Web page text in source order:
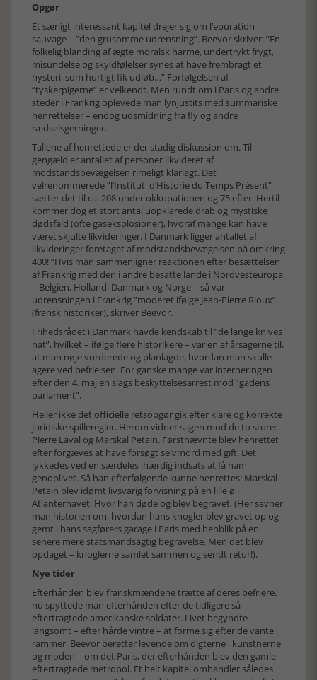
Opgør
Et særligt interessant kapitel drejer sig om l’epuration
sauvage – ”den grusomme udrensning”. Beevor skriver: ”En
folkelig blanding af ægte moralsk harme, undertrykt frygt,
misundelse og skyldfølelser synes at have frembragt et
hysteri, som hurtigt fik udløb…” Forfølgelsen af
”tyskerpigerne” er velkendt. Men rundt om i Paris og andre
steder i Frankrig oplevede man lynjustits med summariske
henrettelser – endog udsmidning fra fly og andre
rædselsgerninger.
Tallene af henrettede er der stadig diskussion om. Til
gengæld er antallet af personer likvideret af
modstandsbevægelsen rimeligt klarlagt. Det
velrenommerede ”l’Institut d’Historie du Temps Présent”
sætter det til ca. 208 under okkupationen og 75 efter. Hertil
kommer dog et stort antal uopklarede drab og mystiske
dødsfald (ofte gaseksplosioner), hvoraf mange kan have
været skjulte likvideringer. I Danmark ligger antallet af
likvideringer foretaget af modstandsbevægelsen på omkring
400! ”Hvis man sammenligner reaktionen efter besættelsen
af Frankrig med den i andre besatte lande i Nordvesteuropa
– Belgien, Holland, Danmark og Norge – så var
udrensningen i Frankrig ”moderet ifølge Jean-Pierre Rioux”
(fransk historiker), skriver Beevor.
Frihedsrådet i Danmark havde kendskab til ”de lange knives
nat”, hvilket – ifølge flere historikere – var en af årsagerne til,
at man nøje vurderede og planlagde, hvordan man skulle
agere ved befrielsen. For ganske mange var interneringen
efter den 4. maj en slags beskyttelsesarrest mod ”gadens
parlament”.
Heller ikke det officielle retsopgør gik efter klare og korrekte
juridiske spilleregler. Herom vidner sagen mod de to store:
Pierre Laval og Marskal Petain. Førstnævnte blev henrettet
efter forgæves at have forsøgt selvmord med gift. Det
lykkedes ved en særdeles ihærdig indsats at få ham
genoplivet. Så han efterfølgende kunne henrettes! Marskal
Petain blev idømt livsvarig forvisning på en lille ø i
Atlanterhavet. Hvor han døde og blev begravet. (Her savner
man historien om, hvordan hans knogler blev gravet op og
gemt i hans sagførers garage i Paris med henblik på en
senere mere statsmandsagtig begravelse. Men det blev
opdaget – knoglerne samlet sammen og sendt retur!).
Nye tider
Efterhånden blev franskmændene trætte af deres befriere.
nu spyttede man efterhånden efter de tidligere så
eftertragtede amerikanske soldater. Livet begyndte
langsomt – efter hårde vintre – at forme sig efter de vante
rammer. Beevor beretter levende om digterne , kunstnerne
og moden – om det Paris, der efterhånden blev den gamle
eftertragtede metropol. Et helt kapitel omhandler således